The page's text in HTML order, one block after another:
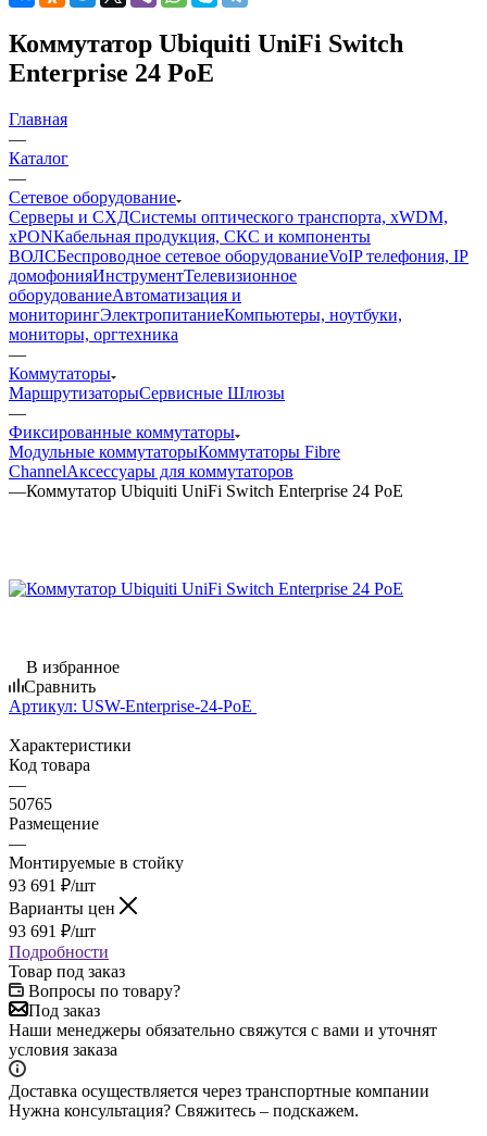
Коммутатор Ubiquiti UniFi Switch
Enterprise 24 PoE
Главная
—
Каталог
—
Сетевое оборудование
Серверы и СХДСистемы оптического транспорта, xWDM,
xPONКабельная продукция, СКС и компоненты
ВОЛСБеспроводное сетевое оборудованиеVoIP телефония, IP
домофонияИнструментТелевизионное
оборудованиеАвтоматизация и
мониторингЭлектропитаниеКомпьютеры, ноутбуки,
мониторы, оргтехника
—
Коммутаторы
МаршрутизаторыСервисные Шлюзы
—
Фиксированные коммутаторы
Модульные коммутаторыКоммутаторы Fibre
ChannelАксессуары для коммутаторов
—Коммутатор Ubiquiti UniFi Switch Enterprise 24 PoE
В избранное
Сравнить
Артикул: USW-Enterprise-24-PoE
Характеристики
Код товара
—
50765
Размещение
—
Монтируемые в стойку
93 691 ₽/шт
Варианты цен
93 691 ₽/шт
Подробности
Товар под заказ
Вопросы по товару?
Под заказ
Наши менеджеры обязательно свяжутся с вами и уточнят
условия заказа
Доставка осуществляется через транспортные компании
Нужна консультация? Свяжитесь – подскажем.